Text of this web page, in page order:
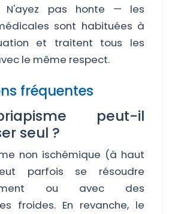
N'ayez pas honte — les
sont habituées à
et traitent tous les
le même respect.
fréquentes
peut-il
seul ?
non ischémique (à haut
parfois se résoudre
ou avec des
froides. En revanche, le